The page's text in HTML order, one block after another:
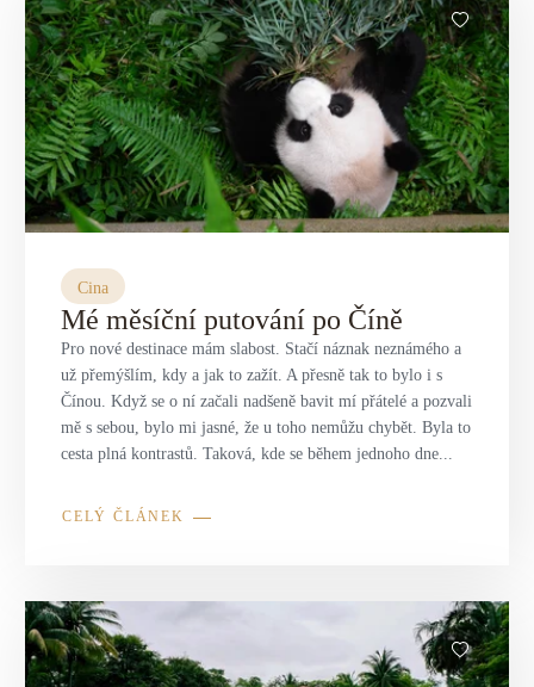
Cina
Mé měsíční putování po Číně
Pro nové destinace mám slabost. Stačí náznak neznámého a
už přemýšlím, kdy a jak to zažít. A přesně tak to bylo i s
Čínou. Když se o ní začali nadšeně bavit mí přátelé a pozvali
mě s sebou, bylo mi jasné, že u toho nemůžu chybět. Byla to
cesta plná kontrastů. Taková, kde se během jednoho dne...
CELÝ ČLÁNEK